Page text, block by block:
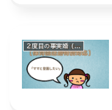
２度目の事実婚（ステップファミリー）